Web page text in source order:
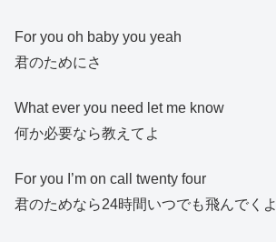
For you oh baby you yeah
君のためにさ
What ever you need let me know
何か必要なら教えてよ
For you I’m on call twenty four
君のためなら24時間いつでも飛んでくよ